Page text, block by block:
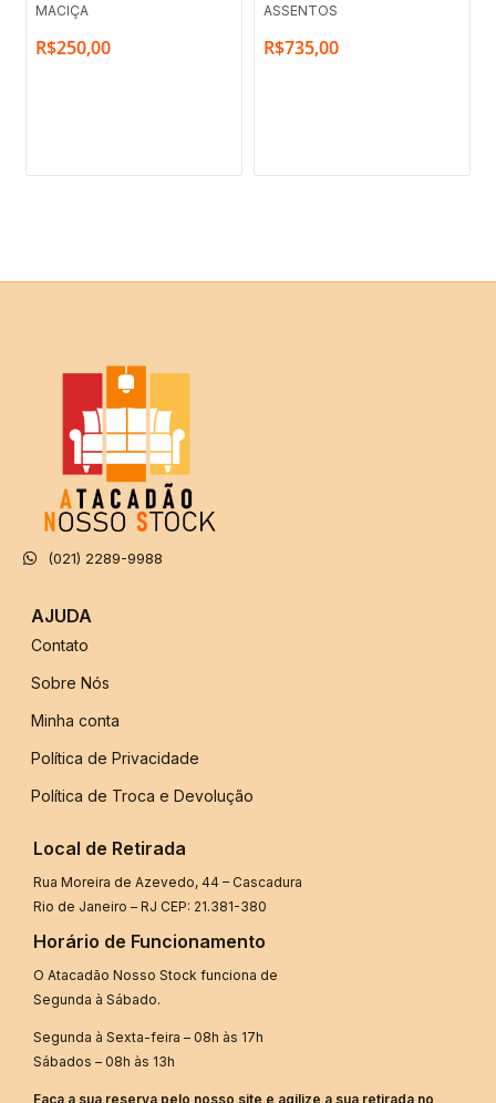
MACIÇA
R$250,00
ASSENTOS
R$735,00
(021) 2289-9988
AJUDA
Contato
Sobre Nós
Minha conta
Política de Privacidade
Política de Troca e Devolução
Local de Retirada
Rua Moreira de Azevedo, 44 – Cascadura
Rio de Janeiro – RJ CEP: 21.381-380
Horário de Funcionamento
O Atacadão Nosso Stock funciona de
Segunda à Sábado.
Segunda à Sexta-feira – 08h às 17h
Sábados – 08h às 13h
Faça a sua reserva pelo nosso site e agilize a sua retirada no